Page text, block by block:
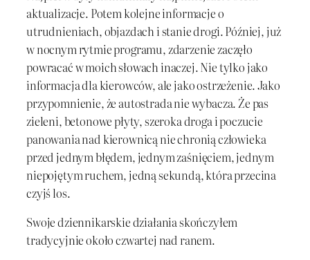
aktualizacje. Potem kolejne informacje o
utrudnieniach, objazdach i stanie drogi. Później, już
w nocnym rytmie programu, zdarzenie zaczęło
powracać w moich słowach inaczej. Nie tylko jako
informacja dla kierowców, ale jako ostrzeżenie. Jako
przypomnienie, że autostrada nie wybacza. Że pas
zieleni, betonowe płyty, szeroka droga i poczucie
panowania nad kierownicą nie chronią człowieka
przed jednym błędem, jednym zaśnięciem, jednym
niepojętym ruchem, jedną sekundą, która przecina
czyjś los.
Swoje dziennikarskie działania skończyłem
tradycyjnie około czwartej nad ranem.